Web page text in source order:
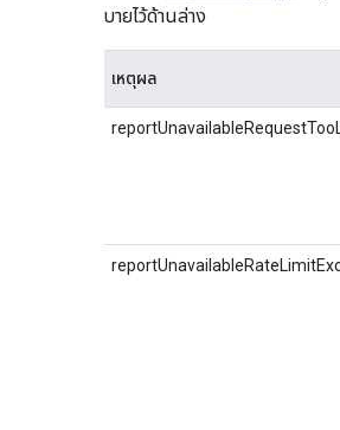
ตามที่อธิบายไว้ด้านล่าง
เหตุผล